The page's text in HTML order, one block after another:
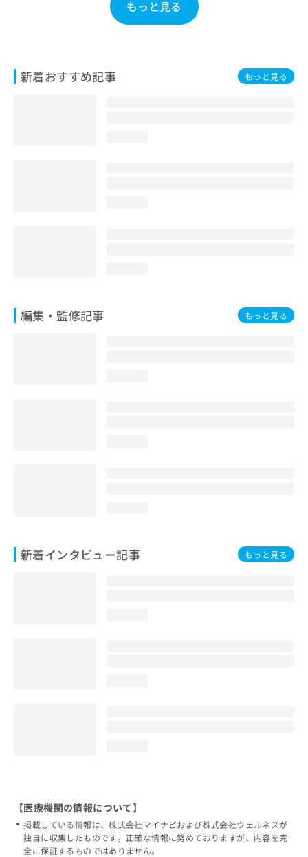
もっと見る
新着おすすめ記事 もっと見る
編集・監修記事 もっと見る
新着インタビュー記事 もっと見る
せ
【医療機関の情報について】
掲載している情報は、株式会社マイナビおよび株式会社ウェルネスが
独自に収集したものです。正確な情報に努めておりますが、内容を完
全に保証するものではありません。